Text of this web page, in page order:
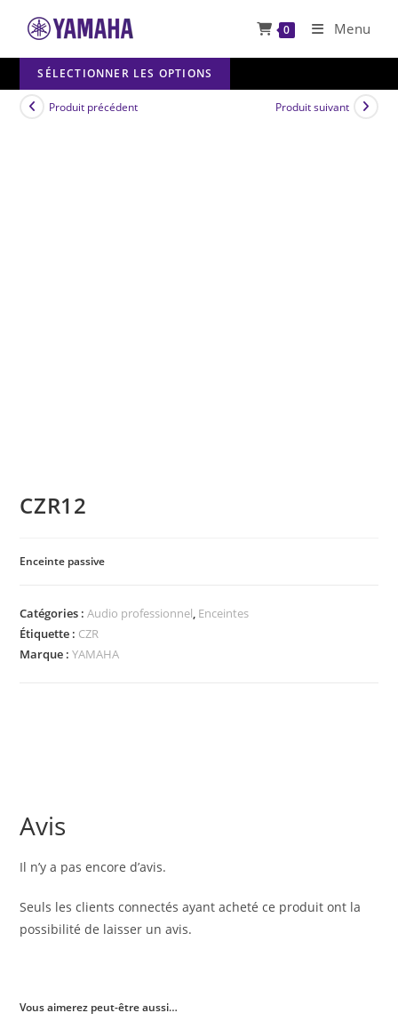
content
0 Menu
SÉLECTIONNER LES OPTIONS
Produit précédent Produit suivant
CZR12
Enceinte passive
Catégories :Audio professionnel, Enceintes
Étiquette : CZR
Marque :YAMAHA
Avis
Il n’y a pas encore d’avis.
Seuls les clients connectés ayant acheté ce produit ont la
possibilité de laisser un avis.
Vous aimerez peut-être aussi…